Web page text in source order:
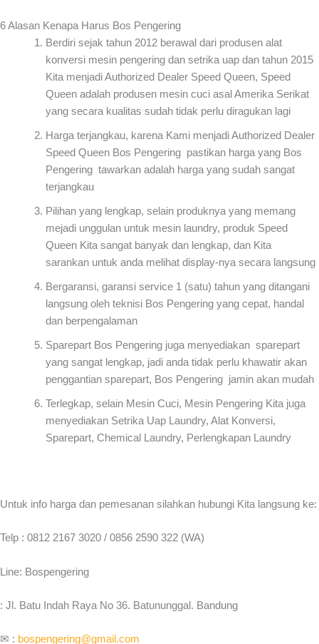
6 Alasan Kenapa Harus Bos Pengering
Berdiri sejak tahun 2012 berawal dari produsen alat
konversi mesin pengering dan setrika uap dan tahun 2015
Kita menjadi Authorized Dealer Speed Queen, Speed
Queen adalah produsen mesin cuci asal Amerika Serikat
yang secara kualitas sudah tidak perlu diragukan lagi
Harga terjangkau, karena Kami menjadi Authorized Dealer
Speed Queen Bos Pengering pastikan harga yang Bos
Pengering tawarkan adalah harga yang sudah sangat
terjangkau
Pilihan yang lengkap, selain produknya yang memang
mejadi unggulan untuk mesin laundry, produk Speed
Queen Kita sangat banyak dan lengkap, dan Kita
sarankan untuk anda melihat display-nya secara langsung
Bergaransi, garansi service 1 (satu) tahun yang ditangani
langsung oleh teknisi Bos Pengering yang cepat, handal
dan berpengalaman
Sparepart Bos Pengering juga menyediakan sparepart
yang sangat lengkap, jadi anda tidak perlu khawatir akan
penggantian sparepart, Bos Pengering jamin akan mudah
Terlegkap, selain Mesin Cuci, Mesin Pengering Kita juga
menyediakan Setrika Uap Laundry, Alat Konversi,
Sparepart, Chemical Laundry, Perlengkapan Laundry
Untuk info harga dan pemesanan silahkan hubungi Kita langsung ke:
Telp : 0812 2167 3020 / 0856 2590 322 (WA)
Line: Bospengering
: Jl. Batu Indah Raya No 36. Batununggal. Bandung
✉ : bospengering@gmail.com